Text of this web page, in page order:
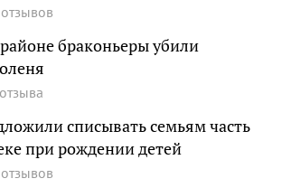
браконьеры убили
списывать семьям часть
при рождении детей